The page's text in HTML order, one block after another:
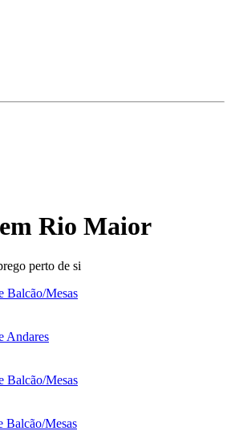
Rio Maior
perto de si
Balcão/Mesas
Andares
Balcão/Mesas
Balcão/Mesas